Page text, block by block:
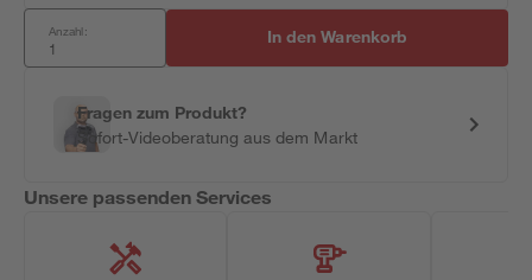
Anzahl: In den Warenkorb
Fragen zum Produkt?
Sofort-Videoberatung aus dem Markt
Unsere passenden Services